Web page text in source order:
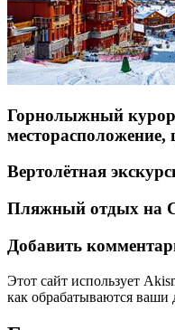
Горнолыжный
месторасположение,
Вертолётная
Пляжный отдых на
Добавить
Этот сайт использует
как обрабатываются ваши